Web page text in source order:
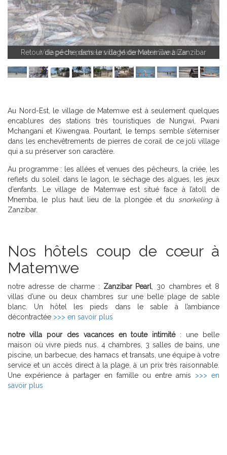
Retour de pêche dans le village de Matemwe à Zanzibar
Village de pêcheurs de Matemwe à Zanzibar
Au Nord-Est, le village de Matemwe est à seulement quelques
encablures des stations très touristiques de Nungwi, Pwani
Mchangani et Kiwengwa. Pourtant, le temps semble s’éterniser
dans les enchevêtrements de pierres de corail de ce joli village
qui a su préserver son caractère.
Au programme : les allées et venues des pêcheurs, la criée, les
reflets du soleil dans le lagon, le séchage des algues, les jeux
d’enfants. Le village de Matemwe est situé face à l’atoll de
Mnemba, le plus haut lieu de la plongée et du snorkelingà
Zanzibar.
Nos hôtels coup de cœur à
Matemwe
notre adresse de charme : Zanzibar Pearl, 30 chambres et 8
villas d’une ou deux chambres sur une belle plage de sable
blanc. Un hôtel les pieds dans le sable à l’ambiance
décontractée >>> en savoir plus
notre villa pour des vacances en toute intimité: une belle
maison où vivre pieds nus. 4 chambres, 3 salles de bains, une
piscine, un barbecue, des hamacs et transats, une équipe à votre
service et un accès direct à la plage, à un prix très raisonnable.
Une expérience à partager en famille ou entre amis >>> en
savoir plus